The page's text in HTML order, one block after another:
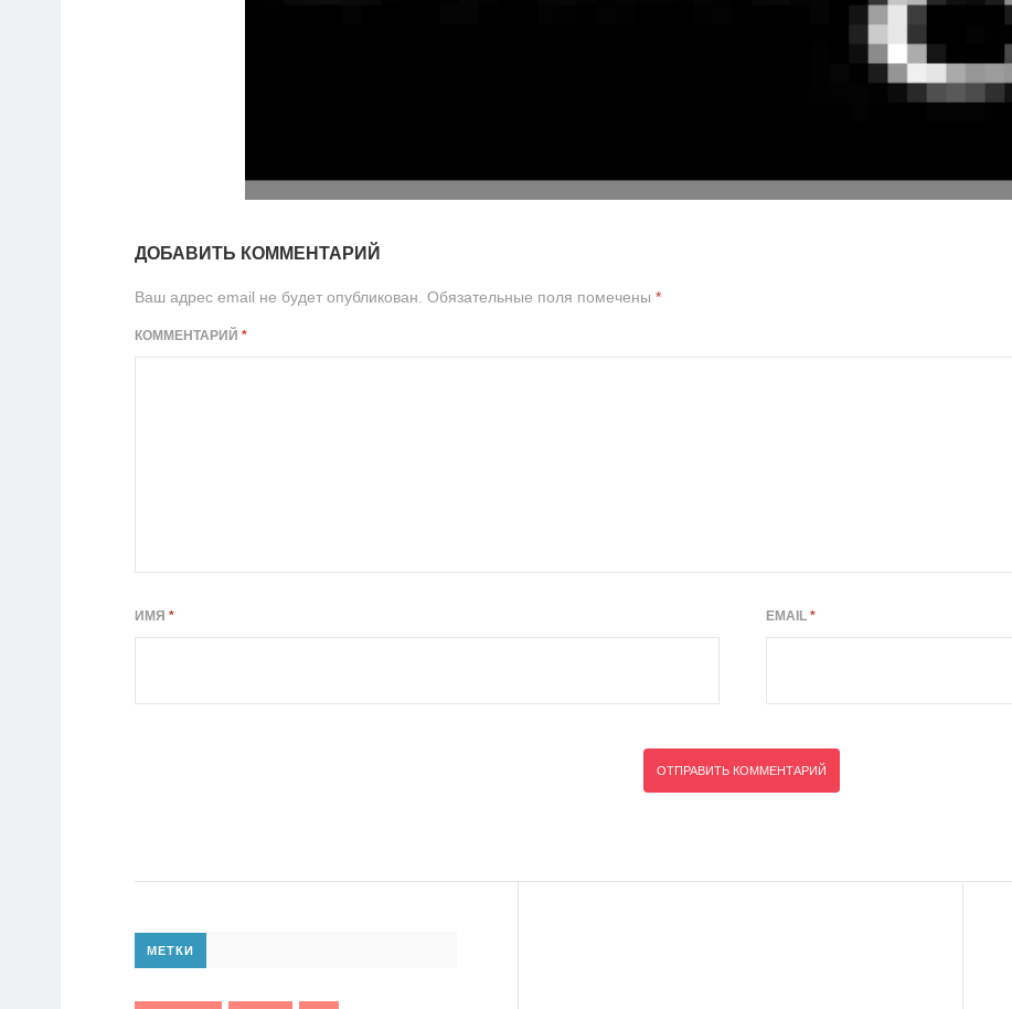
ДОБАВИТЬ КОММЕНТАРИЙ
Ваш адрес email не будет опубликован. Обязательные поля помечены *
КОММЕНТАРИЙ *
ИМЯ * EMAIL *
МЕТКИ